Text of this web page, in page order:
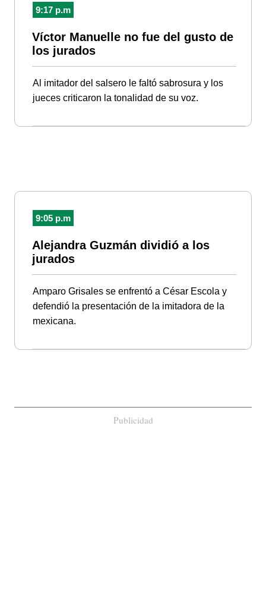
9:17 p.m
Víctor Manuelle no fue del gusto de
los jurados
Al imitador del salsero le faltó sabrosura y los
jueces criticaron la tonalidad de su voz.
9:05 p.m
Alejandra Guzmán dividió a los
jurados
Amparo Grisales se enfrentó a César Escola y
defendió la presentación de la imitadora de la
mexicana.
Publicidad